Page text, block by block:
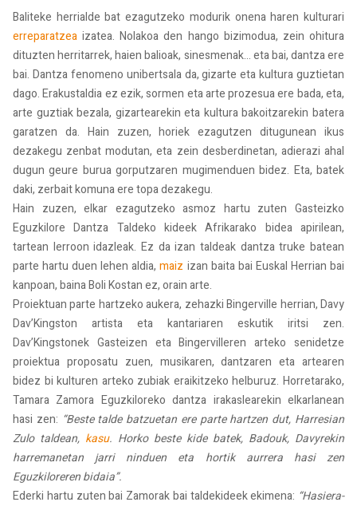
Baliteke herrialde bat ezagutzeko modurik onena haren kulturari
erreparatzea izatea. Nolakoa den hango bizimodua, zein ohitura
dituzten herritarrek, haien balioak, sinesmenak… eta bai, dantza ere
bai. Dantza fenomeno unibertsala da, gizarte eta kultura guztietan
dago. Erakustaldia ez ezik, sormen eta arte prozesua ere bada, eta,
arte guztiak bezala, gizartearekin eta kultura bakoitzarekin batera
garatzen da. Hain zuzen, horiek ezagutzen ditugunean ikus
dezakegu zenbat modutan, eta zein desberdinetan, adierazi ahal
dugun geure burua gorputzaren mugimenduen bidez. Eta, batek
daki, zerbait komuna ere topa dezakegu.
Hain zuzen, elkar ezagutzeko asmoz hartu zuten Gasteizko
Eguzkilore Dantza Taldeko kideek Afrikarako bidea apirilean,
tartean lerroon idazleak. Ez da izan taldeak dantza truke batean
parte hartu duen lehen aldia,maiz izan baita bai Euskal Herrian bai
kanpoan, baina Boli Kostan ez, orain arte.
Proiektuan parte hartzeko aukera, zehazki Bingerville herrian, Davy
Dav’Kingston artista eta kantariaren eskutik iritsi zen.
Dav’Kingstonek Gasteizen eta Bingervilleren arteko senidetze
proiektua proposatu zuen, musikaren, dantzaren eta artearen
bidez bi kulturen arteko zubiak eraikitzeko helburuz. Horretarako,
Tamara Zamora Eguzkiloreko dantza irakaslearekin elkarlanean
hasi zen: “Beste talde batzuetan ere parte hartzen dut, Harresian
Zulo taldean, kasu. Horko beste kide batek, Badouk, Davyrekin
harremanetan jarri ninduen eta hortik aurrera hasi zen
Eguzkiloreren bidaia”.
Ederki hartu zuten bai Zamorak bai taldekideek ekimena: “Hasiera-